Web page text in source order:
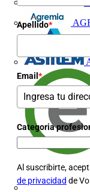
Apellido*
Email *
Categoria
Al suscribirte,
de privacidad de